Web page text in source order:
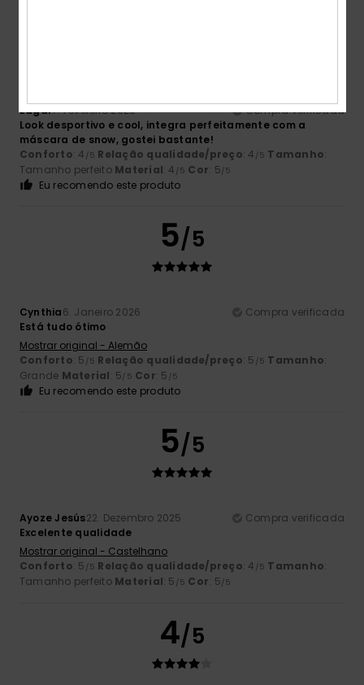
Edgar7. Fevereiro 2026
Compra verificada
Look desportivo e cool, integra perfeitamente com a
máscara de snow, gostei bastante!
Conforto: 4 /5 Relação qualidade/preço: 4 /5 Tamanho:
Tamanho perfeito Material: 4 /5 Cor: 5/5
Eu recomendo este produto
5/5
Cynthia6. Janeiro 2026
Compra verificada
Está tudo ótimo
Mostrar original - Alemão
Conforto: 5 /5 Relação qualidade/preço: 5 /5 Tamanho:
Grande Material: 5/5 Cor: 5 /5
Eu recomendo este produto
5/5
Ayoze Jesús22. Dezembro 2025
Compra verificada
Excelente qualidade
Mostrar original - Castelhano
Conforto: 5 /5 Relação qualidade/preço: 4 /5 Tamanho:
Tamanho perfeito Material: 5 /5 Cor: 5/5
4/5